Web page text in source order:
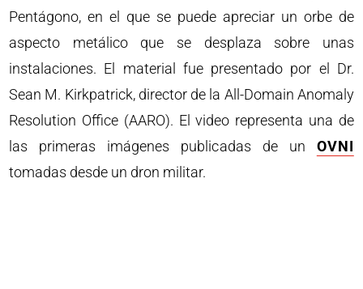
Pentágono, en el que se puede apreciar un orbe de
aspecto metálico que se desplaza sobre unas
instalaciones. El material fue presentado por el Dr.
Sean M. Kirkpatrick, director de la All-Domain Anomaly
Resolution Office (AARO). El video representa una de
las primeras imágenes publicadas de un OVNI
tomadas desde un dron militar.